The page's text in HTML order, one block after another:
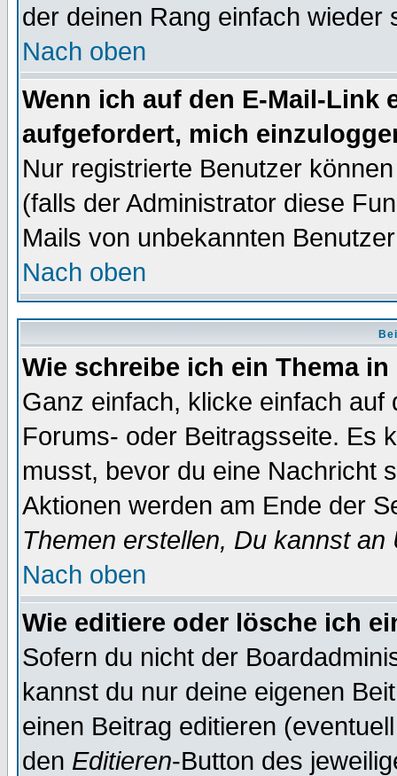
der deinen Rang einfach wieder
Nach oben
Wenn ich auf den E-Mail-Link
aufgefordert, mich
Nur registrierte Benutzer
(falls der Administrator diese
Mails von unbekannten
Nach oben
Wie schreibe ich ein Thema
Ganz einfach, klicke einfach
Forums- oder Beitragsseite. Es
musst, bevor du eine Nachricht
Aktionen werden am Ende der
Themen erstellen, Du kannst
Nach oben
Wie editiere oder lösche ich
Sofern du nicht der
kannst du nur deine eigenen
einen Beitrag editieren
den Editieren-Button des